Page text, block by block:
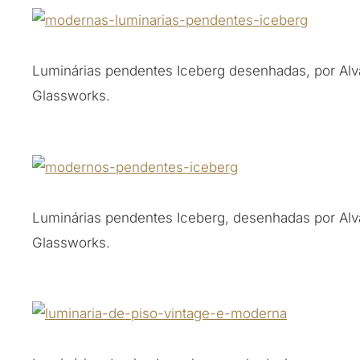
Luminárias pendentes Iceberg desenhadas, por
Glassworks.
Luminárias pendentes Iceberg, desenhadas por
Glassworks.